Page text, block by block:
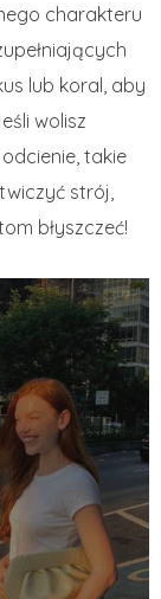
charakteru
lub koral, aby
wolisz
takie
strój,
błyszczeć!